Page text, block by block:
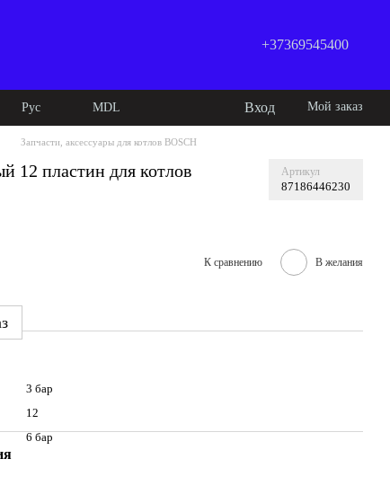
+37369545400
Рус MDL Вход Мой заказ
Запчасти, аксессуары для котлов BOSCH
12 пластин для котлов
Артикул
87186446230
К сравнению В желания
3 бар
12
6 бар